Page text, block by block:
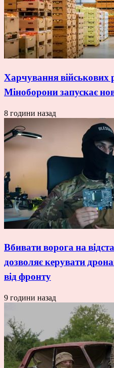
Харчування
Міноборони запускає
8 години назад
Вбивати ворога на
дозволяє керувати
від фронту
9 години назад